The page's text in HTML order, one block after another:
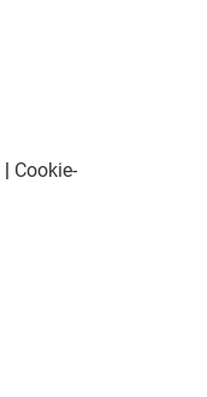
| Cookie-